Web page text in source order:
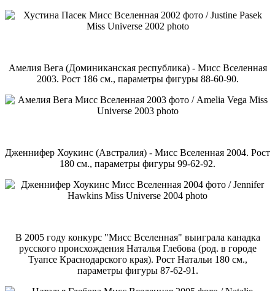
Амелия Вега (Доминиканская республика) - Мисс Вселенная
2003. Рост 186 см., параметры фигуры 88-60-90.
Дженнифер Хоукинс (Австралия) - Мисс Вселенная 2004. Рост
180 см., параметры фигуры 99-62-92.
В 2005 году конкурс "Мисс Вселенная" выиграла канадка
русского происхождения Наталья Глебова (род. в городе
Туапсе Краснодарского края). Рост Натальи 180 см.,
параметры фигуры 87-62-91.